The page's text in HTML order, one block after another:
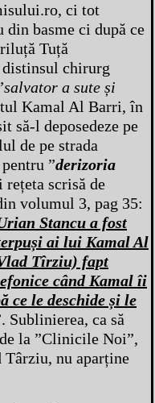
ci tot
basme ci după ce
Tuță
distinsul chirurg
salvator a sute și
Kamal Al Barri, în
să-l deposedeze pe
de pe strada
”derizoria
rețeta scrisă de
volumul 3, pag 35:
Stancu a fost
ai lui Kamal Al
Tîrziu) fapt
când Kamal îi
ce le deschide și le
Sublinierea, ca să
la ”Clinicile Noi”,
nu aparține